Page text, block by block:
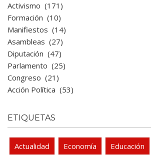
Activismo (171)
Formación (10)
Manifiestos (14)
Asambleas (27)
Diputación (47)
Parlamento (25)
Congreso (21)
Acción Política (53)
ETIQUETAS
Actualidad Economía Educación